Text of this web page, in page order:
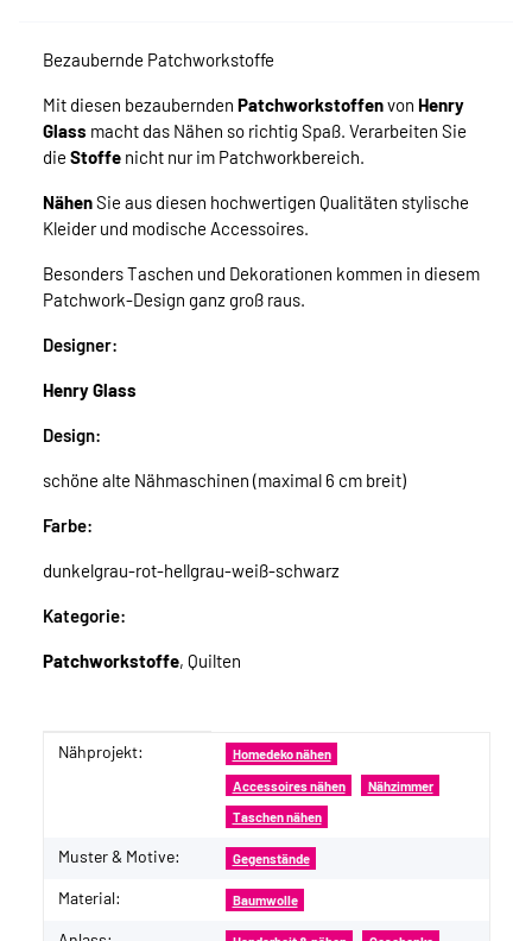
Bezaubernde Patchworkstoffe
Mit diesen bezaubernden Patchworkstoffenvon Henry
Glass macht das Nähen so richtig Spaß. Verarbeiten Sie
die Stoffe nicht nur im Patchworkbereich.
NähenSie aus diesen hochwertigen Qualitäten stylische
Kleider und modische Accessoires.
Besonders Taschen und Dekorationen kommen in diesem
Patchwork-Design ganz groß raus.
Designer:
Henry Glass
Design:
schöne alte Nähmaschinen (maximal 6 cm breit)
Farbe:
dunkelgrau-rot-hellgrau-weiß-schwarz
Kategorie:
Patchworkstoffe, Quilten
Produkteigenschaft
Wert
Nähprojekt: Homedeko nähen
Accessoires nähen Nähzimmer
Taschen nähen
Muster & Motive: Gegenstände
Material: Baumwolle